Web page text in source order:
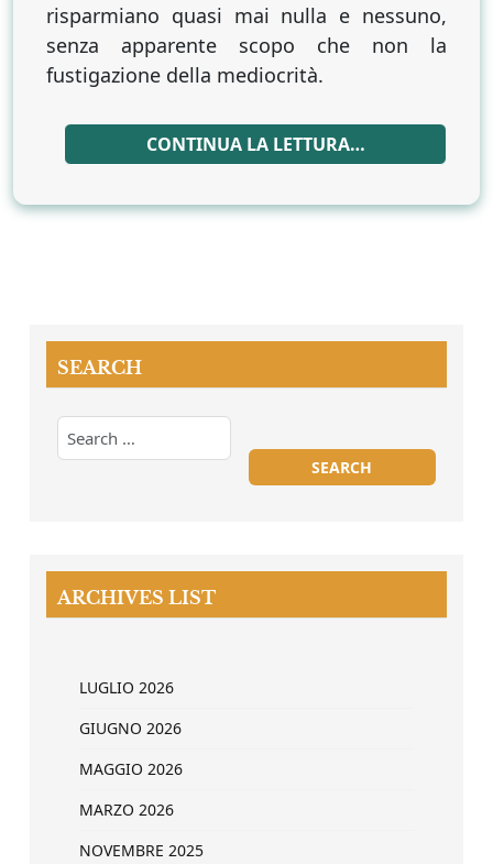
risparmiano quasi mai nulla e nessuno,
senza apparente scopo che non la
fustigazione della mediocrità.
CONTINUA LA LETTURA…
SEARCH
ARCHIVES LIST
LUGLIO 2026
GIUGNO 2026
MAGGIO 2026
MARZO 2026
NOVEMBRE 2025